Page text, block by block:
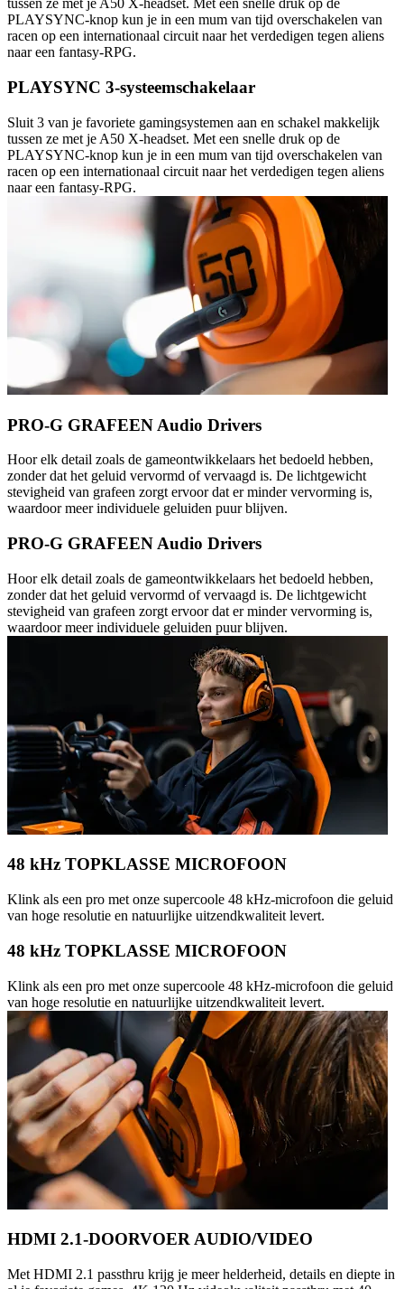
tussen ze met je A50 X-headset. Met een snelle druk op de
PLAYSYNC-knop kun je in een mum van tijd overschakelen van
racen op een internationaal circuit naar het verdedigen tegen aliens
naar een fantasy-RPG.
PLAYSYNC 3-systeemschakelaar
Sluit 3 van je favoriete gamingsystemen aan en schakel makkelijk
tussen ze met je A50 X-headset. Met een snelle druk op de
PLAYSYNC-knop kun je in een mum van tijd overschakelen van
racen op een internationaal circuit naar het verdedigen tegen aliens
naar een fantasy-RPG.
PRO-G GRAFEEN Audio Drivers
Hoor elk detail zoals de gameontwikkelaars het bedoeld hebben,
zonder dat het geluid vervormd of vervaagd is. De lichtgewicht
stevigheid van grafeen zorgt ervoor dat er minder vervorming is,
waardoor meer individuele geluiden puur blijven.
PRO-G GRAFEEN Audio Drivers
Hoor elk detail zoals de gameontwikkelaars het bedoeld hebben,
zonder dat het geluid vervormd of vervaagd is. De lichtgewicht
stevigheid van grafeen zorgt ervoor dat er minder vervorming is,
waardoor meer individuele geluiden puur blijven.
48 kHz TOPKLASSE MICROFOON
Klink als een pro met onze supercoole 48 kHz-microfoon die geluid
van hoge resolutie en natuurlijke uitzendkwaliteit levert.
48 kHz TOPKLASSE MICROFOON
Klink als een pro met onze supercoole 48 kHz-microfoon die geluid
van hoge resolutie en natuurlijke uitzendkwaliteit levert.
HDMI 2.1-DOORVOER AUDIO/VIDEO
Met HDMI 2.1 passthru krijg je meer helderheid, details en diepte in